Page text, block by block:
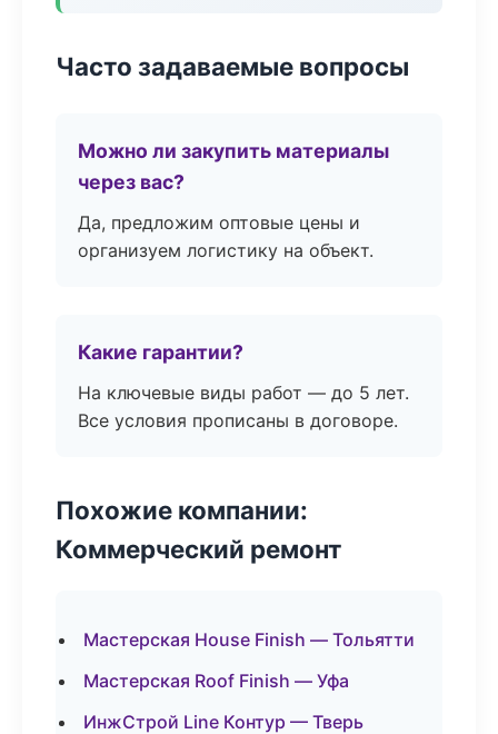
Часто задаваемые вопросы
Можно ли закупить материалы
через вас?
Да, предложим оптовые цены и
организуем логистику на объект.
Какие гарантии?
На ключевые виды работ — до 5 лет.
Все условия прописаны в договоре.
Похожие компании:
Коммерческий ремонт
Мастерская House Finish — Тольятти
Мастерская Roof Finish — Уфа
ИнжСтрой Line Контур — Тверь